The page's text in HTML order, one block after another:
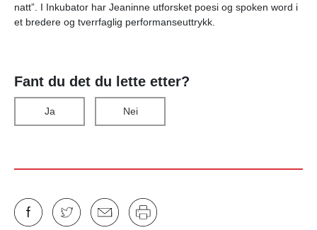
natt”. I Inkubator har Jeaninne utforsket poesi og spoken word i
et bredere og tverrfaglig performanseuttrykk.
Fant du det du lette etter?
Ja Nei